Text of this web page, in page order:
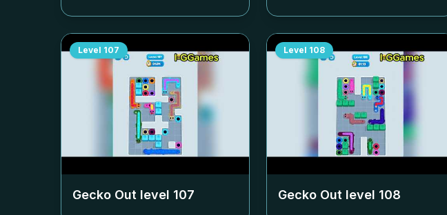
Level 107
Gecko Out level 107
Level 108
Gecko Out level 108